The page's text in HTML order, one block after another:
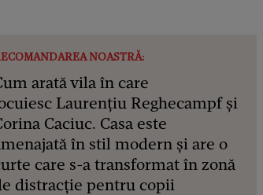
NOASTRĂ:
arată vila în care
Laurențiu Reghecampf și
Caciuc. Casa este
în stil modern și are o
care s-a transformat în zonă
distracție pentru copii